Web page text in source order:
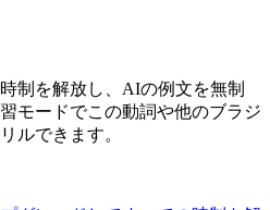
制を解放し、AIの例文を無制
モードでこの動詞や他のブラジ
ルできます。